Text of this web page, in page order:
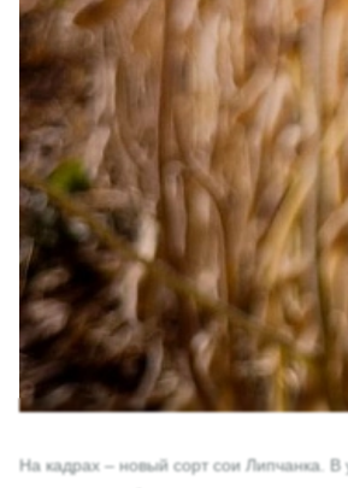
На кадрах – новый сорт сои Липчанка. В